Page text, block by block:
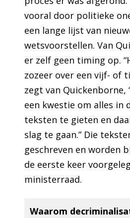
vooral door politieke
een lange lijst van
wetsvoorstellen. Van
er zelf geen timing op.
zozeer over een vijf- of
zegt van Quickenborne,
een kwestie om alles in
teksten te gieten en
slag te gaan.” Die
geschreven en worden
de eerste keer
ministerraad.
Waarom